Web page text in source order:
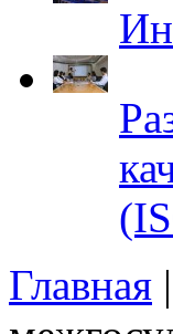
Главная |